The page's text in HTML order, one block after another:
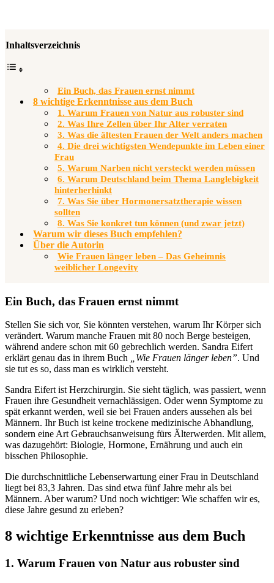
Inhaltsverzeichnis
Ein Buch, das Frauen ernst nimmt
8 wichtige Erkenntnisse aus dem Buch
1. Warum Frauen von Natur aus robuster sind​
2. Was Ihre Zellen über Ihr Alter verraten
3. Was die ältesten Frauen der Welt anders machen
4. Die drei wichtigsten Wendepunkte im Leben einer
Frau
5. Warum Narben nicht versteckt werden müssen
6. Warum Deutschland beim Thema Langlebigkeit
hinterherhinkt
7. Was Sie über Hormonersatztherapie wissen
sollten
8. Was Sie konkret tun können (und zwar jetzt)
Warum wir dieses Buch empfehlen?
Über die Autorin
Wie Frauen länger leben – Das Geheimnis
weiblicher Longevity
Ein Buch, das Frauen ernst nimmt
Stellen Sie sich vor, Sie könnten verstehen, warum Ihr Körper sich
verändert. Warum manche Frauen mit 80 noch Berge besteigen,
während andere schon mit 60 gebrechlich werden. Sandra Eifert
erklärt genau das in ihrem Buch
„Wie Frauen länger leben”. Und
sie tut es so, dass man es wirklich versteht.
Sandra Eifert ist Herzchirurgin. Sie sieht täglich, was passiert, wenn
Frauen ihre Gesundheit vernachlässigen. Oder wenn Symptome zu
spät erkannt werden, weil sie bei Frauen anders aussehen als bei
Männern. Ihr Buch ist keine trockene medizinische Abhandlung,
sondern eine Art Gebrauchsanweisung fürs Älterwerden. Mit allem,
was dazugehört: Biologie, Hormone, Ernährung und auch ein
bisschen Philosophie.
Die durchschnittliche Lebenserwartung einer Frau in Deutschland
liegt bei 83,3 Jahren. Das sind etwa fünf Jahre mehr als bei
Männern. Aber warum? Und noch wichtiger: Wie schaffen wir es,
diese Jahre gesund zu erleben?
8 wichtige Erkenntnisse aus dem Buch
1. Warum Frauen von Natur aus robuster sind​